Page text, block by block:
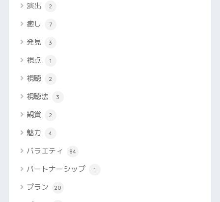
演出 2
癒し 7
発見 3
視点 1
視聴 2
視聴法 3
観賞 2
魅力 4
バラエティ 84
パートナーシップ 1
プラン 20